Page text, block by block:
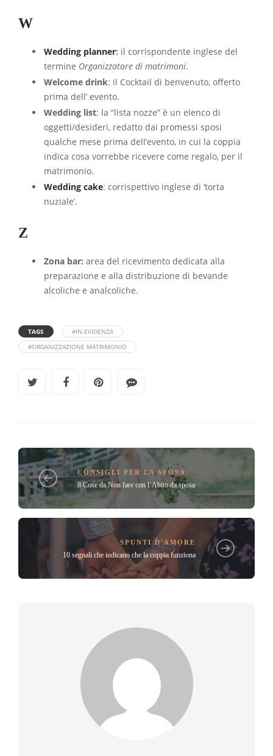
W
Wedding planner: il corrispondente inglese del
termine Organizzatore di matrimoni.
Welcome drink: il Cocktail di benvenuto, offerto
prima dell’ evento.
Wedding list: la “lista nozze” è un elenco di
oggetti/desideri, redatto dai promessi sposi
qualche mese prima dell’evento, in cui la coppia
indica cosa vorrebbe ricevere come regalo, per il
matrimonio.
Wedding cake: corrispettivo inglese di ‘torta
nuziale‘.
Z
Zona bar: area del ricevimento dedicata alla
preparazione e alla distribuzione di bevande
alcoliche e analcoliche.
TAGS
#IN-EVIDENZA
#ORGANIZZAZIONE MATRIMONIO
CONSIGLI PER LA SPOSA
8 Cose da Non fare con l' Abito da sposa
SPUNTI D'AMORE
10 segnali che indicano che la coppia funziona